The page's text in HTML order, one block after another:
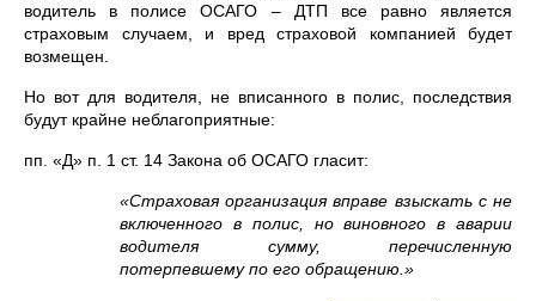
водитель в полисе ОСАГО – ДТП все равно является
страховым случаем, и вред страховой компанией будет
возмещен.
Но вот для водителя, не вписанного в полис, последствия
будут крайне неблагоприятные:
пп. «Д» п. 1 ст. 14 Закона об ОСАГО гласит:
«Страховая организация вправе взыскать с не
включенного в полис, но виновного в аварии
водителя сумму, перечисленную
потерпевшему по его обращению.»